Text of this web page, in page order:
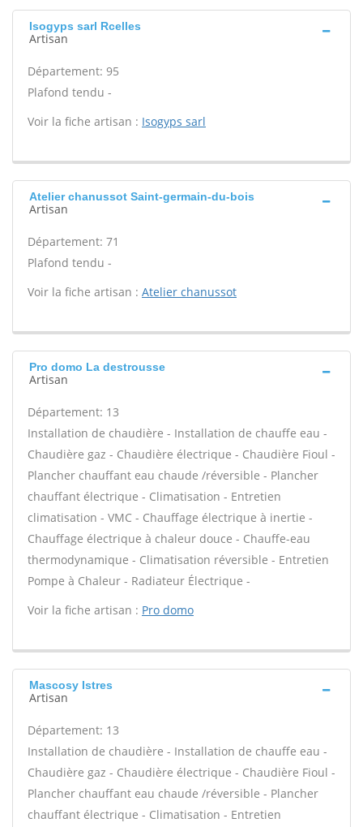
Isogyps sarl Rcelles
Artisan
Département: 95
Plafond tendu -
Voir la fiche artisan : Isogyps sarl
Atelier chanussot Saint-germain-du-bois
Artisan
Département: 71
Plafond tendu -
Voir la fiche artisan : Atelier chanussot
Pro domo La destrousse
Artisan
Département: 13
Installation de chaudière - Installation de chauffe eau -
Chaudière gaz - Chaudière électrique - Chaudière Fioul -
Plancher chauffant eau chaude /réversible - Plancher
chauffant électrique - Climatisation - Entretien
climatisation - VMC - Chauffage électrique à inertie -
Chauffage électrique à chaleur douce - Chauffe-eau
thermodynamique - Climatisation réversible - Entretien
Pompe à Chaleur - Radiateur Électrique -
Voir la fiche artisan : Pro domo
Mascosy Istres
Artisan
Département: 13
Installation de chaudière - Installation de chauffe eau -
Chaudière gaz - Chaudière électrique - Chaudière Fioul -
Plancher chauffant eau chaude /réversible - Plancher
chauffant électrique - Climatisation - Entretien